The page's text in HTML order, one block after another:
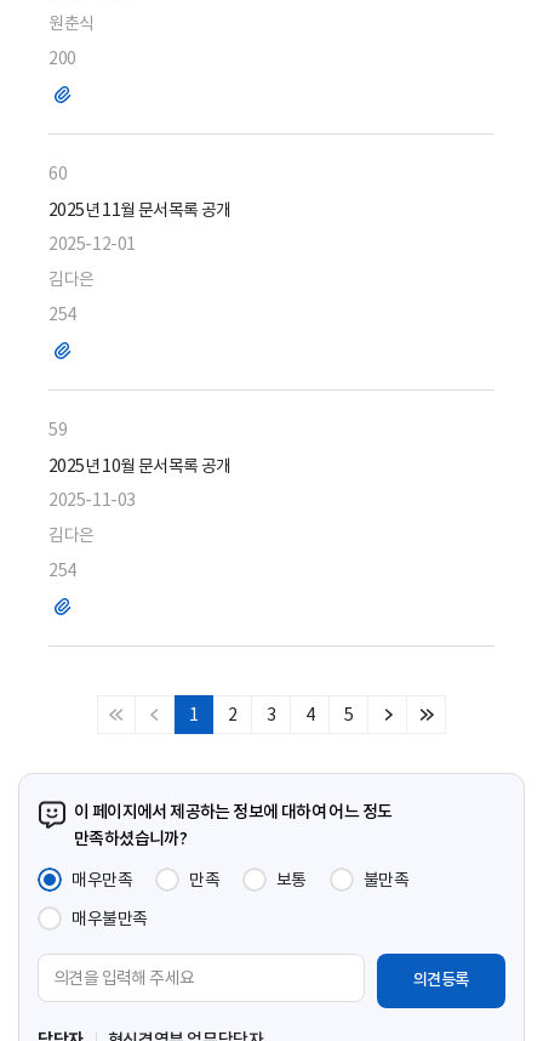
원춘식
200
파
60
2025년 11월 문서목록 공개
2025-12-01
김다은
254
파
59
2025년 10월 문서목록 공개
2025-11-03
김다은
254
파
처
페
이
지
이
페
이
지
1 2 3 4 5
다
페
이
마
막
이 페이지에서 제공하는 정보에 대하여 어느 정도
만족하셨습니까?
매우만족
만족 보통
불만족
매우불만족
견
입